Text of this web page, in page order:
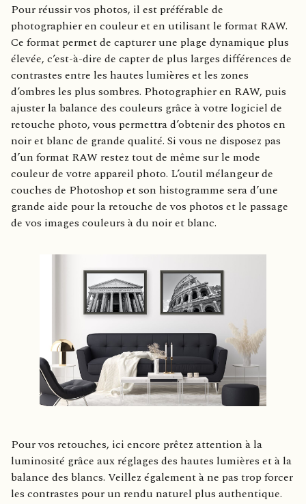
Pour réussir vos photos, il est préférable de
photographier en couleur et en utilisant le format RAW.
Ce format permet de capturer une plage dynamique plus
élevée, c’est-à-dire de capter de plus larges différences de
contrastes entre les hautes lumières et les zones
d’ombres les plus sombres. Photographier en RAW, puis
ajuster la balance des couleurs grâce à votre logiciel de
retouche photo, vous permettra d’obtenir des photos en
noir et blanc de grande qualité. Si vous ne disposez pas
d’un format RAW restez tout de même sur le mode
couleur de votre appareil photo. L’outil mélangeur de
couches de Photoshop et son histogramme sera d’une
grande aide pour la retouche de vos photos et le passage
de vos images couleurs à du noir et blanc.
Pour vos retouches, ici encore prêtez attention à la
luminosité grâce aux réglages des hautes lumières et à la
balance des blancs. Veillez également à ne pas trop forcer
les contrastes pour un rendu naturel plus authentique.